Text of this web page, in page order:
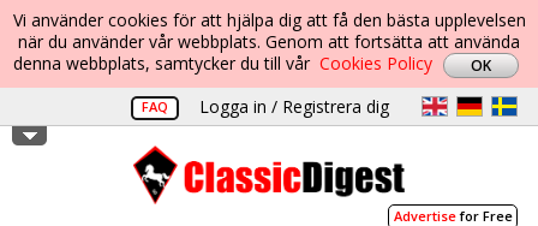
Vi använder cookies för att hjälpa dig att få den bästa upplevelsen
när du använder vår webbplats. Genom att fortsätta att använda
denna webbplats, samtycker du till vår Cookies Policy
FAQ Logga in / Registrera dig
Advertisefor Free